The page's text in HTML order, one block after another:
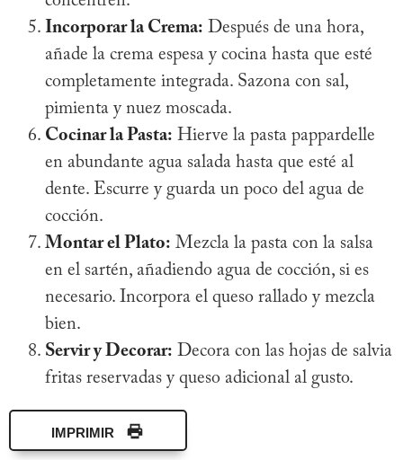
Incorporar la Crema: Después de una hora,
añade la crema espesa y cocina hasta que esté
completamente integrada. Sazona con sal,
pimienta y nuez moscada.
Cocinar la Pasta: Hierve la pasta pappardelle
en abundante agua salada hasta que esté al
dente. Escurre y guarda un poco del agua de
cocción.
Montar el Plato: Mezcla la pasta con la salsa
en el sartén, añadiendo agua de cocción, si es
necesario. Incorpora el queso rallado y mezcla
bien.
Servir y Decorar: Decora con las hojas de salvia
fritas reservadas y queso adicional al gusto.
IMPRIMIR